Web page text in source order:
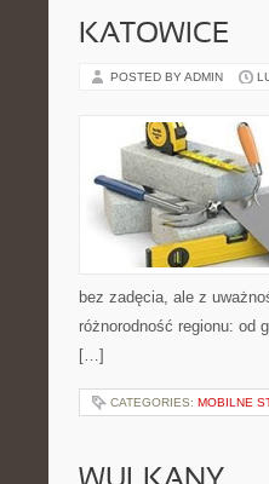
KATOWICE
POSTED BY ADMIN
bez zadęcia, ale z
różnorodność regionu: od
[…]
CATEGORIES: MOBILNE